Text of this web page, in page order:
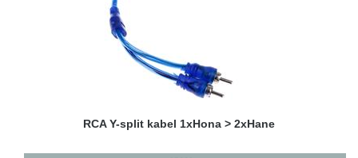
RCA Y-split kabel 1xHona > 2xHane